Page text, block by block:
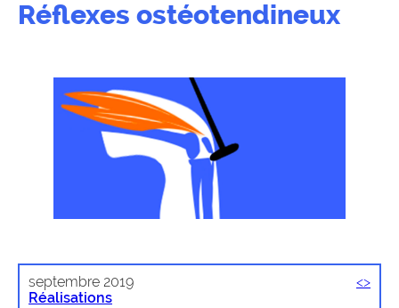
Réflexes ostéotendineux
septembre 2019
Réalisations
<>